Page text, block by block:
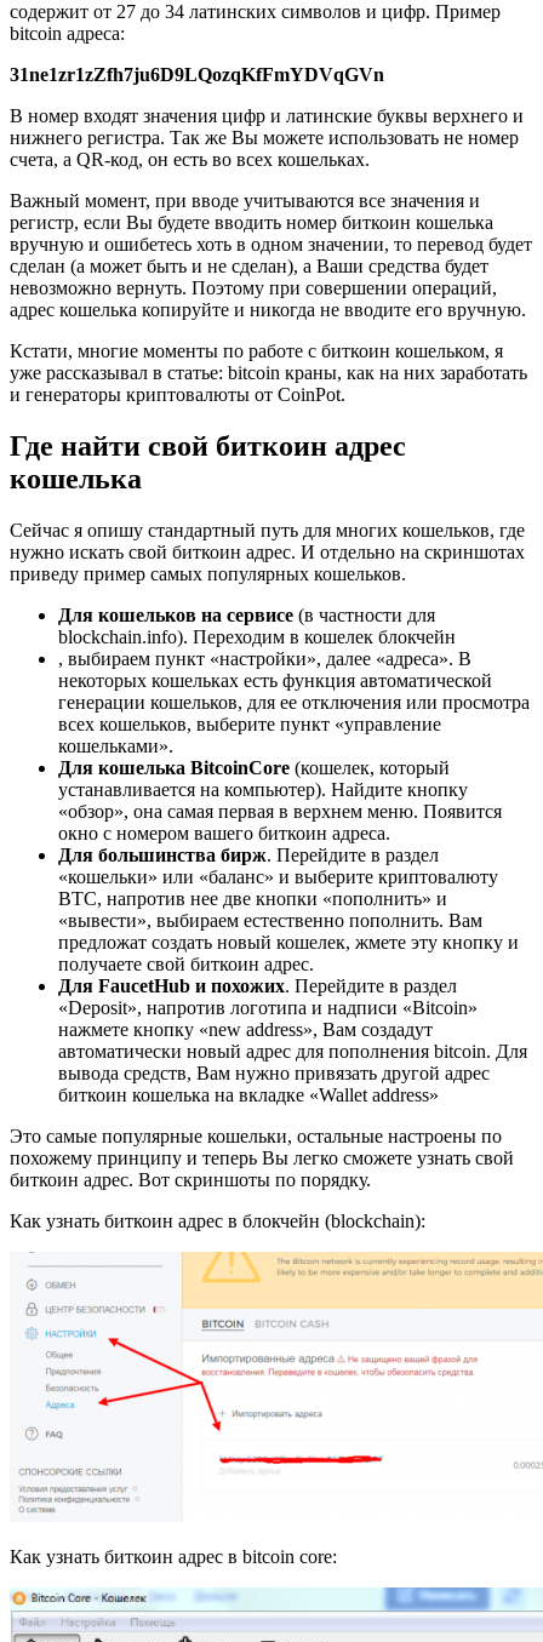
содержит от 27 до 34 латинских символов и цифр. Пример
bitcoin адреса:
31ne1zr1zZfh7ju6D9LQozqKfFmYDVqGVn
В номер входят значения цифр и латинские буквы верхнего и
нижнего регистра. Так же Вы можете использовать не номер
счета, а QR-код, он есть во всех кошельках.
Важный момент, при вводе учитываются все значения и
регистр, если Вы будете вводить номер биткоин кошелька
вручную и ошибетесь хоть в одном значении, то перевод будет
сделан (а может быть и не сделан), а Ваши средства будет
невозможно вернуть. Поэтому при совершении операций,
адрес кошелька копируйте и никогда не вводите его вручную.
Кстати, многие моменты по работе с биткоин кошельком, я
уже рассказывал в статье: bitcoin краны, как на них заработать
и генераторы криптовалюты от CoinPot.
Где найти свой биткоин адрес
кошелька
Сейчас я опишу стандартный путь для многих кошельков, где
нужно искать свой биткоин адрес. И отдельно на скриншотах
приведу пример самых популярных кошельков.
Для кошельков на сервисе (в частности для
blockchain.info). Переходим в кошелек блокчейн
, выбираем пункт «настройки», далее «адреса». В
некоторых кошельках есть функция автоматической
генерации кошельков, для ее отключения или просмотра
всех кошельков, выберите пункт «управление
кошельками».
Для кошелька BitcoinCore (кошелек, который
устанавливается на компьютер). Найдите кнопку
«обзор», она самая первая в верхнем меню. Появится
окно с номером вашего биткоин адреса.
Для большинства бирж. Перейдите в раздел
«кошельки» или «баланс» и выберите криптовалюту
BTC, напротив нее две кнопки «пополнить» и
«вывести», выбираем естественно пополнить. Вам
предложат создать новый кошелек, жмете эту кнопку и
получаете свой биткоин адрес.
Для FaucetHub и похожих. Перейдите в раздел
«Deposit», напротив логотипа и надписи «Bitcoin»
нажмете кнопку «new address», Вам создадут
автоматически новый адрес для пополнения bitcoin. Для
вывода средств, Вам нужно привязать другой адрес
биткоин кошелька на вкладке «Wallet address»
Это самые популярные кошельки, остальные настроены по
похожему принципу и теперь Вы легко сможете узнать свой
биткоин адрес. Вот скриншоты по порядку.
Как узнать биткоин адрес в блокчейн (blockchain):
Как узнать биткоин адрес в bitcoin core: